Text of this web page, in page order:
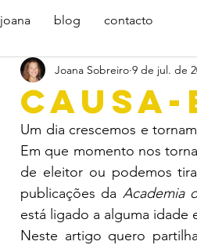
joana blog contacto
CAUSA-
Joana Sobreiro 9 de jul. de
Um dia crescemos e
Em que momento nos
de eleitor ou podemos
publicações da Academia
está ligado a alguma idade
Neste artigo quero